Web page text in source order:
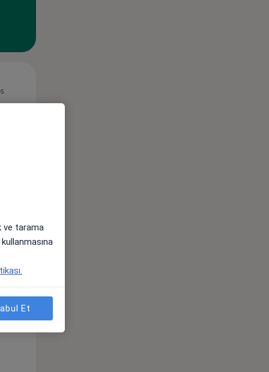
12 Ağustos
ve tarama
Et